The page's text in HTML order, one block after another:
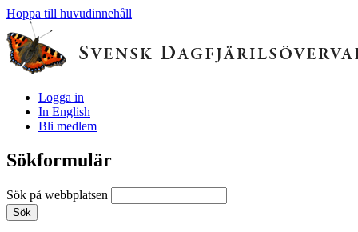
Hoppa till huvudinnehåll
Logga in
In English
Bli medlem
Sökformulär
Sök på webbplatsen